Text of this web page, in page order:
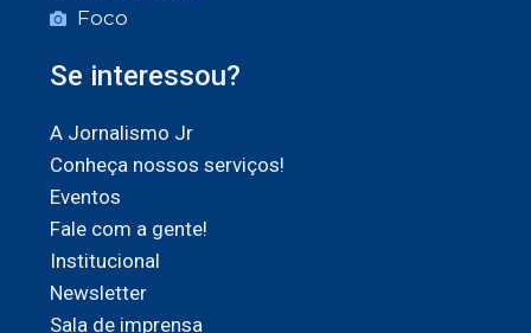
Foco
Se interessou?
A Jornalismo Jr
Conheça nossos serviços!
Eventos
Fale com a gente!
Institucional
Newsletter
Sala de imprensa